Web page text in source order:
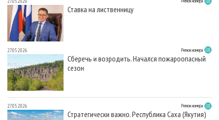
Ставка на лиственницу
27.05.2026 Регион номера
Сберечь и возродить. Начался пожароопасный
сезон
27.05.2026 Регион номера
Стратегически важно. Республика Саха (Якутия)